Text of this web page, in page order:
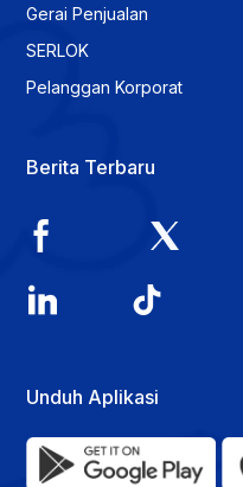
Gerai Penjualan
SERLOK
Pelanggan Korporat
Berita Terbaru
Unduh Aplikasi